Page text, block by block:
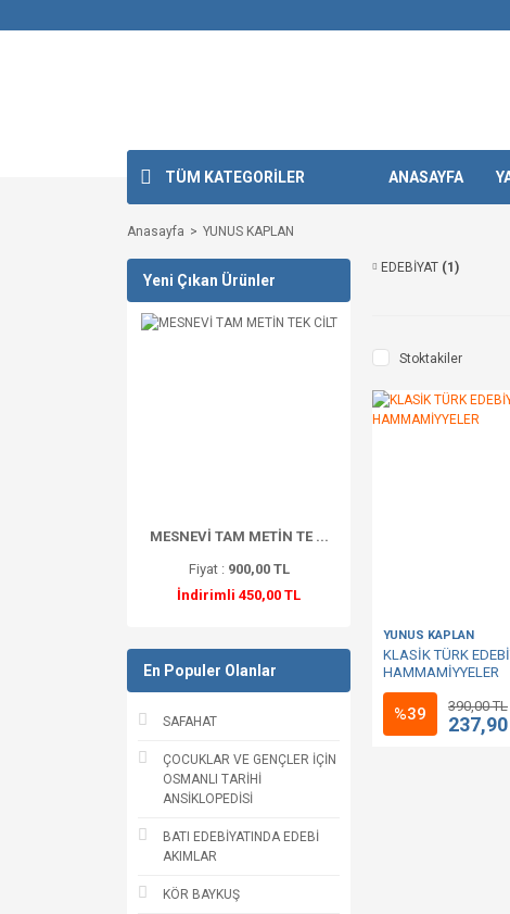
TÜM KATEGORİLER ANASAYFA
Anasayfa YUNUS KAPLAN
Yeni Çıkan Ürünler
MESNEVİ TAM METİN TE ...
Fiyat : 900,00 TL
İndirimli 450,00 TL
En Populer Olanlar
SAFAHAT
ÇOCUKLAR VE GENÇLER İÇİN
OSMANLI TARİHİ
ANSİKLOPEDİSİ
BATI EDEBİYATINDA EDEBİ
AKIMLAR
KÖR BAYKUŞ
EDEBİYAT (1)
Stoktakiler
YUNUS KAPLAN
KLASİK TÜRK
HAMMAMİYYELER
%39 390,00 TL